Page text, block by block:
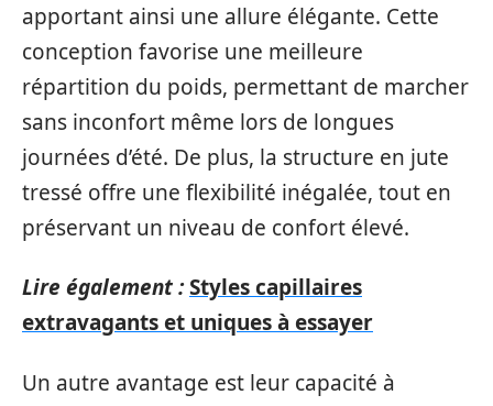
apportant ainsi une allure élégante. Cette
conception favorise une meilleure
répartition du poids, permettant de marcher
sans inconfort même lors de longues
journées d’été. De plus, la structure en jute
tressé offre une flexibilité inégalée, tout en
préservant un niveau de confort élevé.
Lire également :Styles capillaires
extravagants et uniques à essayer
Un autre avantage est leur capacité à